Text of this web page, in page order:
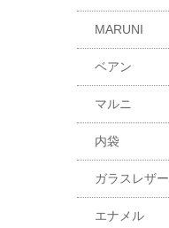
MARUNI
ベアン
マルニ
内袋
ガラスレザー
エナメル